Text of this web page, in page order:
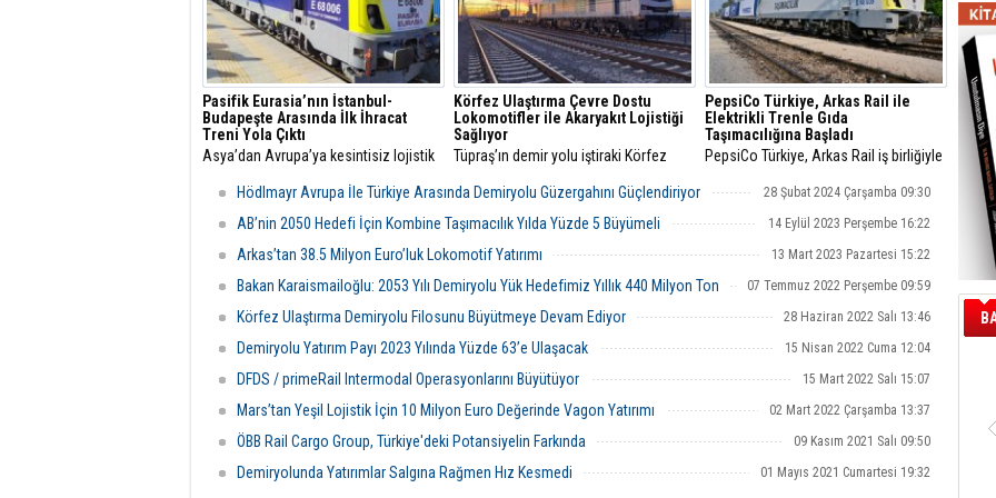
Pasifik Eurasia’nın İstanbul-
Budapeşte Arasında İlk İhracat
Treni Yola Çıktı
Asya’dan Avrupa’ya kesintisiz lojistik
rol üstlenen Pasifik Eurasia, ihracat
treninin İstanbul - Budapeşte hattındaki
ilk ihracat treni Halkalı Tren Garı’ndan
Körfez Ulaştırma Çevre Dostu
Lokomotifler ile Akaryakıt Lojistiği
Sağlıyor
Tüpraş’ın demir yolu iştiraki Körfez
lokomotifleriyle 7/24 akaryakıt lojistiği
sunuyor. 2018-2024 döneminde 10,3
milyon ton akaryakıt taşıyan şirket,
ton karbon salımını önledi.
PepsiCo Türkiye, Arkas Rail ile
Elektrikli Trenle Gıda
Taşımacılığına Başladı
PepsiCo Türkiye, Arkas Rail iş birliğiyle
elektrikli trenle gıda taşımacılığına
Hödlmayr Avrupa İle Türkiye Arasında Demiryolu Güzergahını Güçlendiriyor 28 Şubat 2024 Çarşamba 09:30
AB’nin 2050 Hedefi İçin Kombine Taşımacılık Yılda Yüzde 5 Büyümeli 14 Eylül 2023 Perşembe 16:22
Arkas’tan 38.5 Milyon Euro’luk Lokomotif Yatırımı 13 Mart 2023 Pazartesi 15:22
Bakan Karaismailoğlu: 2053 Yılı Demiryolu Yük Hedefimiz Yıllık 440 Milyon Ton 07 Temmuz 2022 Perşembe 09:59
Körfez Ulaştırma Demiryolu Filosunu Büyütmeye Devam Ediyor 28 Haziran 2022 Salı 13:46
Demiryolu Yatırım Payı 2023 Yılında Yüzde 63’e Ulaşacak 15 Nisan 2022 Cuma 12:04
DFDS / primeRail Intermodal Operasyonlarını Büyütüyor 15 Mart 2022 Salı 15:07
Mars’tan Yeşil Lojistik İçin 10 Milyon Euro Değerinde Vagon Yatırımı 02 Mart 2022 Çarşamba 13:37
ÖBB Rail Cargo Group, Türkiye'deki Potansiyelin Farkında 09 Kasım 2021 Salı 09:50
Demiryolunda Yatırımlar Salgına Rağmen Hız Kesmedi 01 Mayıs 2021 Cumartesi 19:32